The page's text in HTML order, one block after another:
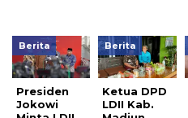
Berita
Presiden
Jokowi
Berita
Ketua DPD
LDII Kab.